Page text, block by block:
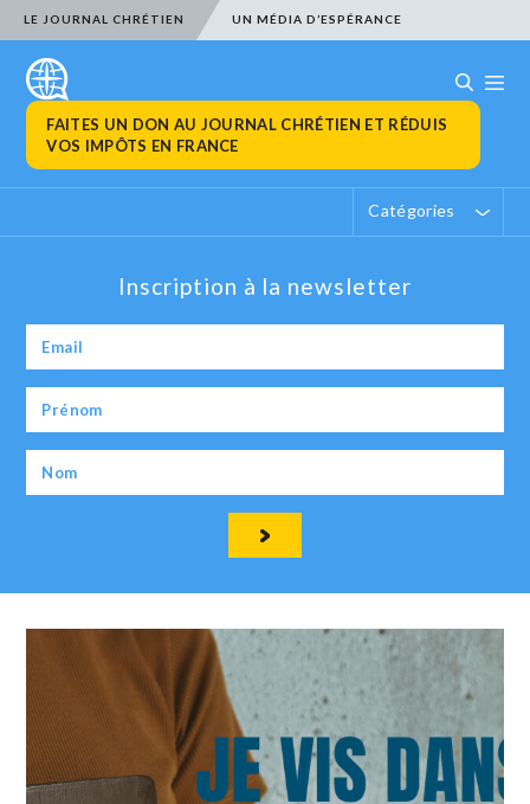
LE JOURNAL CHRÉTIEN UN MÉDIA D’ESPÉRANCE
FAITES UN DON AU JOURNAL CHRÉTIEN ET RÉDUIS
VOS IMPÔTS EN FRANCE
Catégories
Inscription à la newsletter